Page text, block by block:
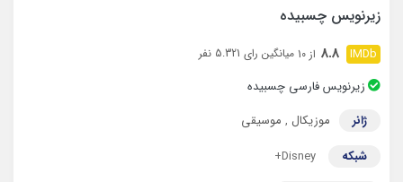
زیرنویس چسبیده
8.8 از 10 میانگین رای 5.321 نفر
زیرنویس فارسی چسبیده
ژانر
موزیکال , موسیقی
شبکه